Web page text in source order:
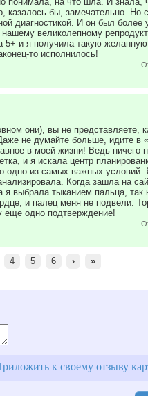
казалось бы, замечательно. Но
диагностикой. И он был
великолепному
и я получила такую
то исполнилось!
они), вы не представляете,
не думайте больше, идите в
в моей жизни! Ведь ничего
и я искала центр
одно из самых важных условий.
Когда зашла на
выбрала тыканием пальца, так
и палец меня не подвели.
еще одно подтверждение!
4 5 6 › »
к своему отзыву